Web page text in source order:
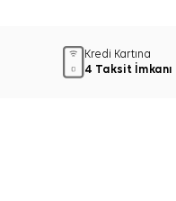
Kredi Kartına
4 Taksit İmkanı